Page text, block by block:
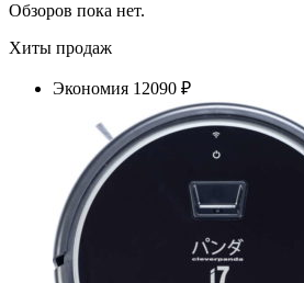
Обзоров пока нет.
Хиты продаж
Экономия 12090 ₽